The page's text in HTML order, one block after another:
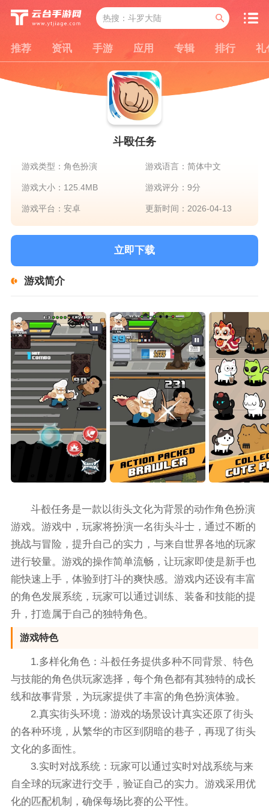
推荐 资讯 手游 应用 专辑 排行 礼
斗殴任务
游戏类型：角色扮演 游戏语言：简体中文
游戏大小：125.4MB 游戏评分：9分
游戏平台：安卓 更新时间：2026-04-13
立即下载
游戏简介
斗殾任务是一款以街头文化为背景的动作角色扮演
游戏。游戏中，玩家将扮演一名街头斗士，通过不断的
挑战与冒险，提升自己的实力，与来自世界各地的玩家
进行较量。游戏的操作简单流畅，让玩家即使是新手也
能快速上手，体验到打斗的爽快感。游戏内还设有丰富
的角色发展系统，玩家可以通过训练、装备和技能的提
升，打造属于自己的独特角色。
游戏特色
1.多样化角色：斗殾任务提供多种不同背景、特色
与技能的角色供玩家选择，每个角色都有其独特的成长
线和故事背景，为玩家提供了丰富的角色扮演体验。
2.真实街头环境：游戏的场景设计真实还原了街头
的各种环境，从繁华的市区到阴暗的巷子，再现了街头
文化的多面性。
3.实时对战系统：玩家可以通过实时对战系统与来
自全球的玩家进行交手，验证自己的实力。游戏采用优
化的匹配机制，确保每场比赛的公平性。